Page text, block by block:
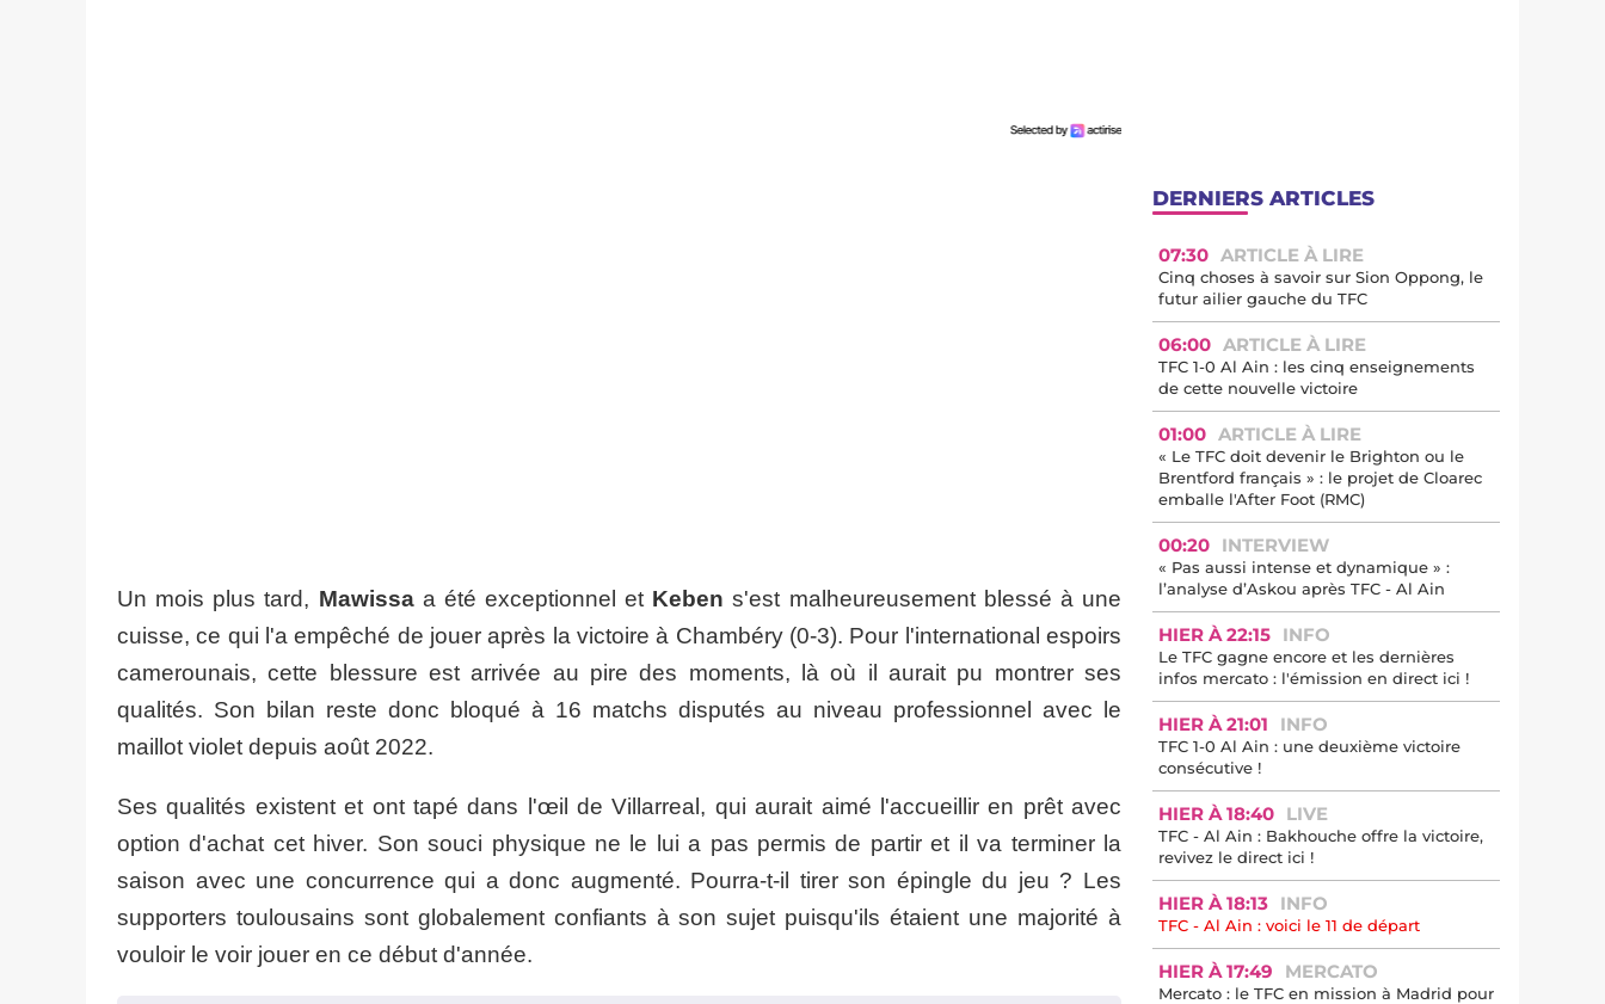
Un mois plus tard, Mawissa a été exceptionnel et Kebens'est malheureusement blessé à une
cuisse, ce qui l'a empêché de jouer après la victoire à Chambéry (0-3). Pour l'international espoirs
camerounais, cette blessure est arrivée au pire des moments, là où il aurait pu montrer ses
qualités. Son bilan reste donc bloqué à 16 matchs disputés au niveau professionnel avec le
maillot violet depuis août 2022.
Ses qualités existent et ont tapé dans l'œil de Villarreal, qui aurait aimé l'accueillir en prêt avec
option d'achat cet hiver. Son souci physique ne le lui a pas permis de partir et il va terminer la
saison avec une concurrence qui a donc augmenté. Pourra-t-il tirer son épingle du jeu ? Les
supporters toulousains sont globalement confiants à son sujet puisqu'ils étaient une majorité à
vouloir le voir jouer en ce début d'année.
DERNIERS ARTICLES
07:30 ARTICLE À LIRE
Cinq choses à savoir sur Sion Oppong, le
futur ailier gauche du TFC
06:00 ARTICLE À LIRE
TFC 1-0 Al Ain : les cinq enseignements
de cette nouvelle victoire
01:00 ARTICLE À LIRE
« Le TFC doit devenir le Brighton ou le
Brentford français » : le projet de Cloarec
emballe l'After Foot (RMC)
00:20 INTERVIEW
« Pas aussi intense et dynamique » :
l’analyse d’Askou après TFC - Al Ain
HIER À 22:15 INFO
Le TFC gagne encore et les dernières
infos mercato : l'émission en direct ici !
HIER À 21:01 INFO
TFC 1-0 Al Ain : une deuxième victoire
consécutive !
HIER À 18:40 LIVE
TFC - Al Ain : Bakhouche offre la victoire,
revivez le direct ici !
HIER À 18:13 INFO
TFC - Al Ain : voici le 11 de départ
HIER À 17:49 MERCATO
Mercato : le TFC en mission à Madrid pour